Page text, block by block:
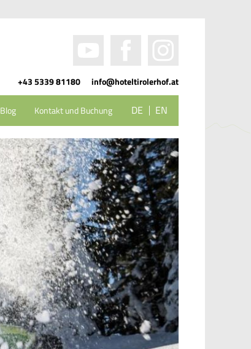
+43 5339 81180 info@hoteltirolerhof.at
Blog Kontakt und Buchung DE EN